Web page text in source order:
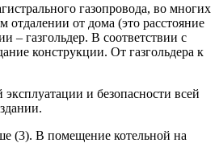
газопровода, во многих
отдалении от дома (это расстояние
– газгольдер. В соответствии с
конструкции. От газгольдера к
и безопасности всей
(3). В помещение котельной на